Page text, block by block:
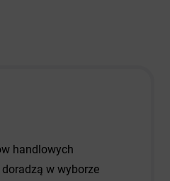
handlowych
w wyborze